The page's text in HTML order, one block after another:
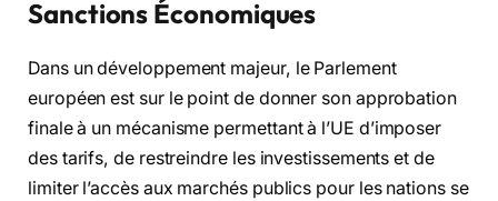
Sanctions Économiques
Dans un développement majeur, le Parlement
européen est sur le point de donner son approbation
finale à un mécanisme permettant à l’UE d’imposer
des tarifs, de restreindre les investissements et de
limiter l’accès aux marchés publics pour les nations se